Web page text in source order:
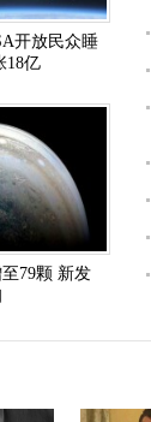
开放民众睡
18亿
79颗 新发